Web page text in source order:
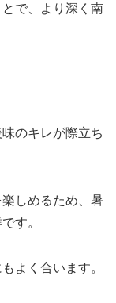
で、より深く南
のキレが際立ち
しめるため、暑
す。
よく合います。